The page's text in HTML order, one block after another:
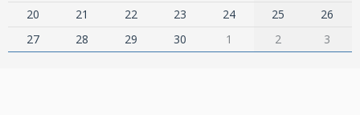
20
21 22 23 24 25
26
27
28 29 30 1 2 3